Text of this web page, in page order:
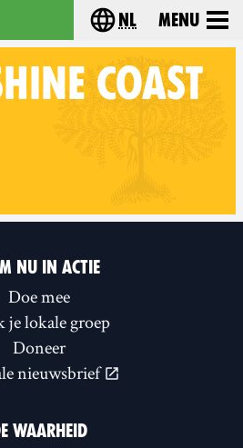
Home Choose your
nl Menu
COAST
BC on
NU IN ACTIE
Doe mee
je lokale groep
Doneer
nieuwsbrief
WAARHEID